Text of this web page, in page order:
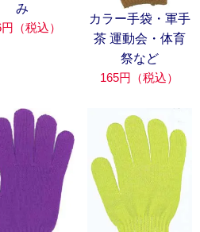
み
（税込）
カラー手袋・軍手
茶 運動会・体育
祭など
165円（税込）